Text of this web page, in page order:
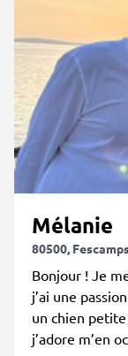
Mélanie
80500,
Bonjour ! Je
j’ai une
un chien
j’adore m’en